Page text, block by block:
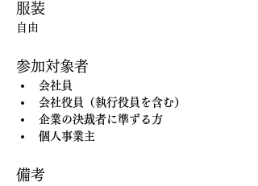
服装
自由
参加対象者
会社員
会社役員（執行役員を含む）
企業の決裁者に準ずる方
個人事業主
備考